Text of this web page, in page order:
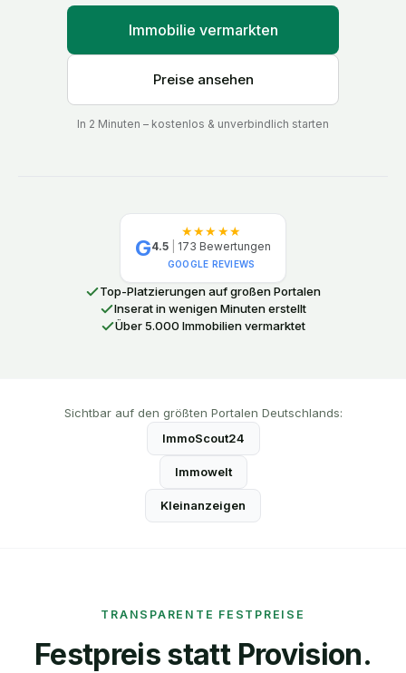
Immobilie vermarkten
Preise ansehen
In 2 Minuten – kostenlos & unverbindlich starten
G
★★★★★
4.5 173 Bewertungen
GOOGLE REVIEWS
Top-Platzierungen auf großen Portalen
Inserat in wenigen Minuten erstellt
Über 5.000 Immobilien vermarktet
Sichtbar auf den größten Portalen Deutschlands:
ImmoScout24
Immowelt
Kleinanzeigen
TRANSPARENTE FESTPREISE
Festpreis statt Provision.